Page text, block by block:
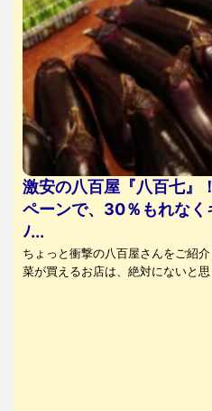
激安の八百屋『八百七』
ペーンで、30％もれなく
ﾉ...
ちょっと衝撃の八百屋さんをご紹
菜が買えるお店は、絶対にないと